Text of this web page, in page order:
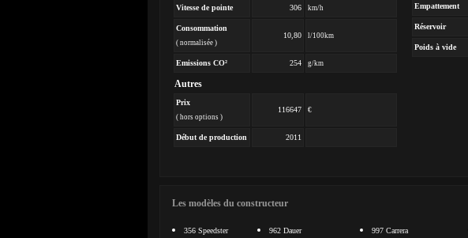
Vitesse de pointe 306 km/h
Consommation
( normalisée )
10,80 l/100km
Emissions CO² 254 g/km
Autres
Prix
( hors options )
116647 €
Début de production 2011
Empattement
Réservoir
Poids à vide
Les modèles du constructeur
356 Speedster
962 Dauer
997 Carrera